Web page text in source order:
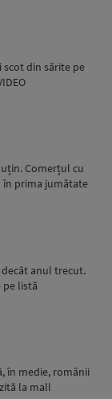
scot din sărite pe
Comerțul cu
în prima jumătate
anul trecut.
pe listă
în medie, românii
la mall